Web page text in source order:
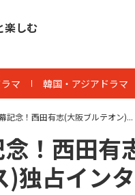
楽しむ
マ 韓国・アジアドラマ
記念！西田有志(大阪ブルテオン)...
！西田有
独占イン